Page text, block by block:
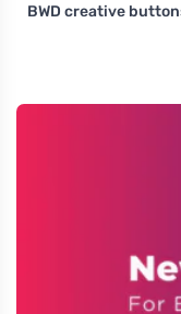
BWD creative